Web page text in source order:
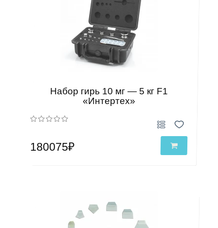
Набор гирь 10 мг — 5 кг F1
«Интертех»
180075₽